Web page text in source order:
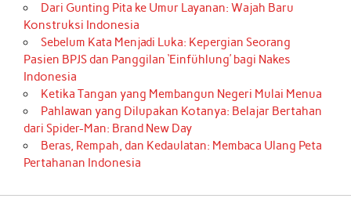
Dari Gunting Pita ke Umur Layanan: Wajah Baru
Konstruksi Indonesia
Sebelum Kata Menjadi Luka: Kepergian Seorang
Pasien BPJS dan Panggilan ‘Einfühlung’ bagi Nakes
Indonesia
Ketika Tangan yang Membangun Negeri Mulai Menua
Pahlawan yang Dilupakan Kotanya: Belajar Bertahan
dari Spider-Man: Brand New Day
Beras, Rempah, dan Kedaulatan: Membaca Ulang Peta
Pertahanan Indonesia